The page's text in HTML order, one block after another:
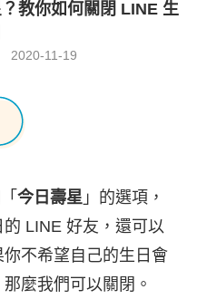
教你如何關閉 LINE 生
2020-11-19
今日壽星 」的選項，
LINE 好友，還可以
不希望自己的生日會
麼我們可以關閉。